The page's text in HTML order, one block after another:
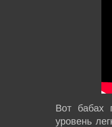
Вот бабах
уровень